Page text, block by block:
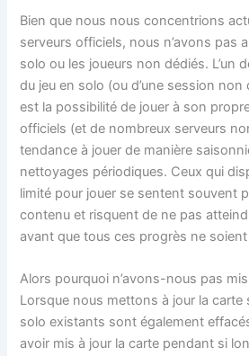
Bien que nous nous concentrions
serveurs officiels, nous n’avons pas
solo ou les joueurs non dédiés. L’un
du jeu en solo (ou d’une session non
est la possibilité de jouer à son
officiels (et de nombreux serveurs
tendance à jouer de manière
nettoyages périodiques. Ceux qui
limité pour jouer se sentent souvent
contenu et risquent de ne pas
avant que tous ces progrès ne
Alors pourquoi n’avons-nous pas
Lorsque nous mettons à jour la
solo existants sont également
avoir mis à jour la carte pendant si